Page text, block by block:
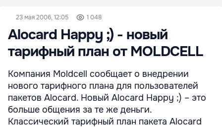
23 мая 2006, 12:05 1 048
Alocard Happy ;) - новый
тарифный план от MOLDCELL
Компания Moldcell сообщает о внедрении
нового тарифного плана для пользователей
пакетов Alocard. Новый Alocard Happy ;) – это
больше общения за те же деньги.
Классический тарифный план пакета Alocard